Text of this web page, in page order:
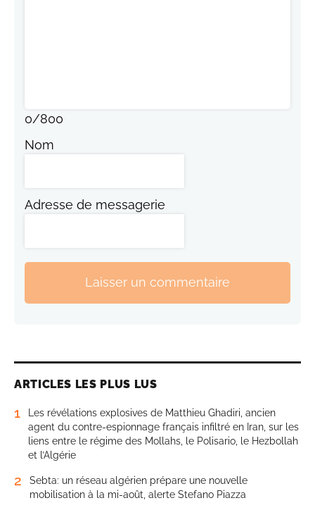
0/800
Nom
Adresse de messagerie
Laisser un commentaire
ARTICLES LES PLUS LUS
1
Les révélations explosives de Matthieu Ghadiri, ancien
agent du contre-espionnage français infiltré en Iran, sur les
liens entre le régime des Mollahs, le Polisario, le Hezbollah
et l’Algérie
2
Sebta: un réseau algérien prépare une nouvelle
mobilisation à la mi-août, alerte Stefano Piazza